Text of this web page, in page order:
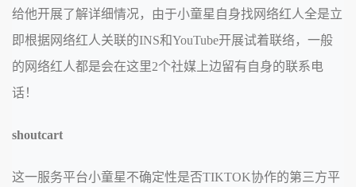
给他开展了解详细情况，由于小童星自身找网络红人全是立
即根据网络红人关联的INS和YouTube开展试着联络，一般
的网络红人都是会在这里2个社媒上边留有自身的联系电
话！
shoutcart
这一服务平台小童星不确定性是否TIKTOK协作的第三方平